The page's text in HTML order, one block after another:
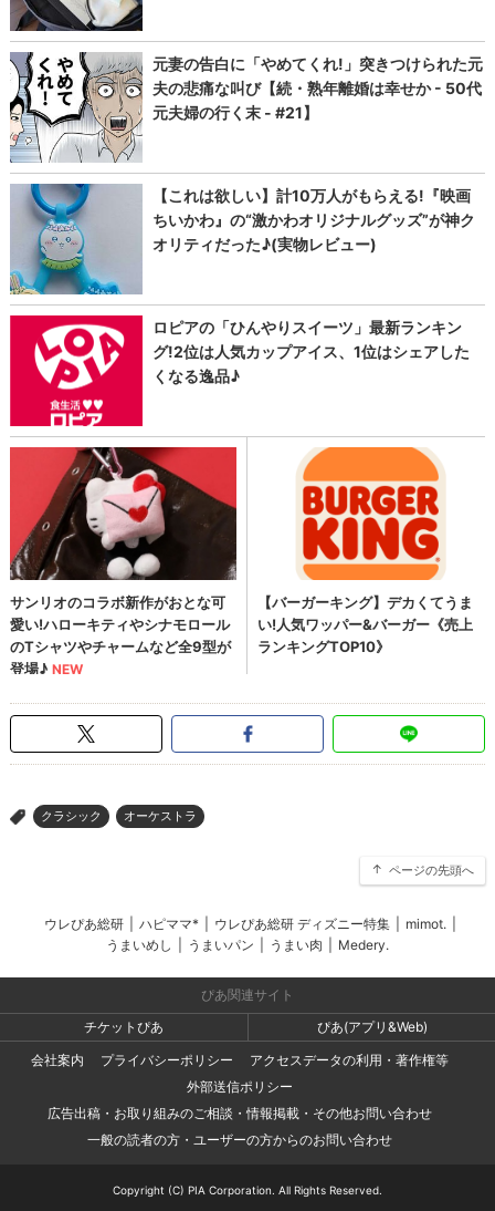
> クラシック オーケストラ
ページの先頭へ
ウレぴあ総研 ハピママ* ウレぴあ総研 ディズニー特集 mimot.
うまいめし
うまいパン うまい肉 Medery.
ぴあ関連サイト
チケットぴあ
ぴあ(アプリ&Web)
会社案内
プライバシーポリシー
アクセスデータの利用・著作権等
外部送信ポリシー
広告出稿・お取り組みのご相談・情報掲載・その他お問い合わせ
一般の読者の方・ユーザーの方からのお問い合わせ
Copyright (C) PIA Corporation. All Rights Reserved.